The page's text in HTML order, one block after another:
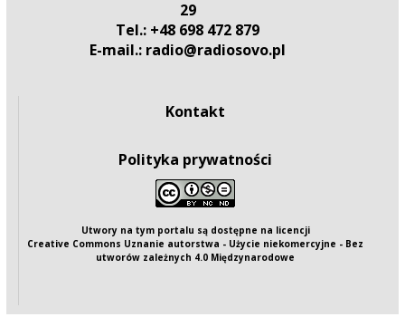
29
Tel.: +48 698 472 879
E-mail.: radio@radiosovo.pl
Kontakt
Polityka prywatności
Utwory na tym portalu są dostępne na licencji
Creative Commons Uznanie autorstwa - Użycie niekomercyjne - Bez
utworów zależnych 4.0 Międzynarodowe